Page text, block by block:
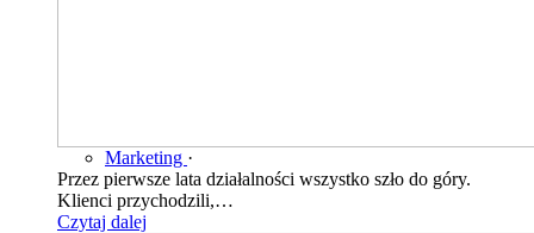
Marketing ·
Przez pierwsze lata działalności wszystko szło do góry.
Klienci przychodzili,…
Czytaj dalej